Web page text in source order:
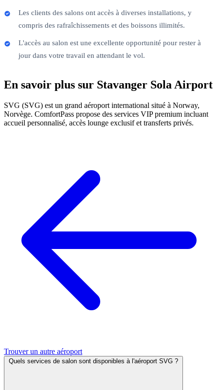
Les clients des salons ont accès à diverses installations, y
compris des rafraîchissements et des boissons illimités.
L'accès au salon est une excellente opportunité pour rester à
jour dans votre travail en attendant le vol.
En savoir plus sur Stavanger Sola Airport
SVG (SVG) est un grand aéroport international situé à Norway,
Norvège. ComfortPass propose des services VIP premium incluant
accueil personnalisé, accès lounge exclusif et transferts privés.
Trouver un autre aéroport
Quels services de salon sont disponibles à l'aéroport SVG ?